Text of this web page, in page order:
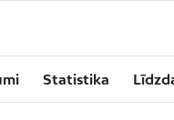
Statistika